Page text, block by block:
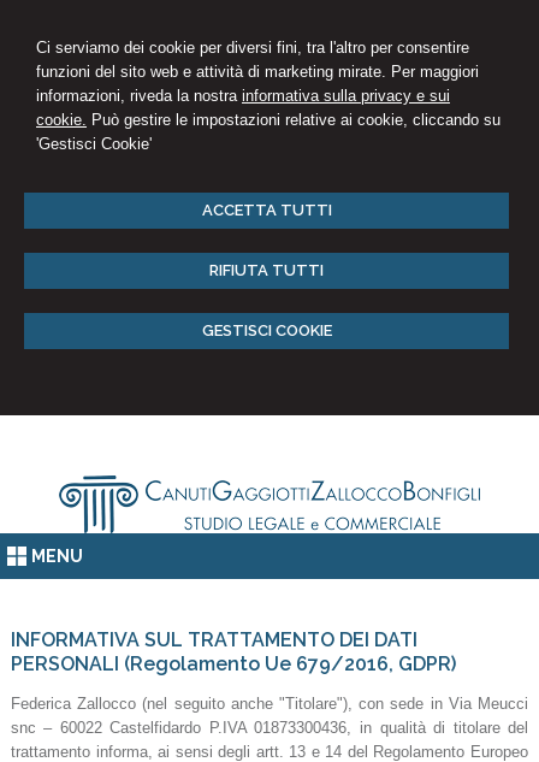
Ci serviamo dei cookie per diversi fini, tra l'altro per consentire
funzioni del sito web e attività di marketing mirate. Per maggiori
informazioni, riveda la nostra informativa sulla privacy e sui
cookie. Può gestire le impostazioni relative ai cookie, cliccando su
'Gestisci Cookie'
ACCETTA TUTTI
RIFIUTA TUTTI
GESTISCI COOKIE
MENU
INFORMATIVA SUL TRATTAMENTO DEI DATI
PERSONALI (Regolamento Ue 679/2016, GDPR)
Federica Zallocco (nel seguito anche "Titolare"), con sede in Via Meucci
snc – 60022 Castelfidardo P.IVA 01873300436, in qualità di titolare del
trattamento informa, ai sensi degli artt. 13 e 14 del Regolamento Europeo